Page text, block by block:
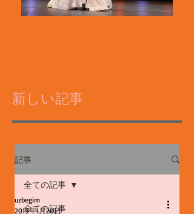
新しい記事
記事
全ての記事
全ての記事
uzbegim
2019年1月20日